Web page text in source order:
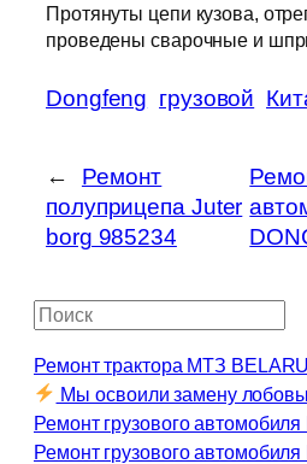
Протянуты цепи кузова,
проведены сварочные и
Dongfeng грузовой
←
Ремонт
полуприцепа Juter
borg 985234
П
и
с
к
Ремонт трактора МТЗ
Мы освоили замену
Ремонт грузового
Ремонт грузового автомобиля